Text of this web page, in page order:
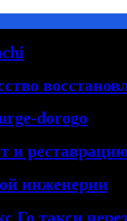
dorogo
и
инженерии